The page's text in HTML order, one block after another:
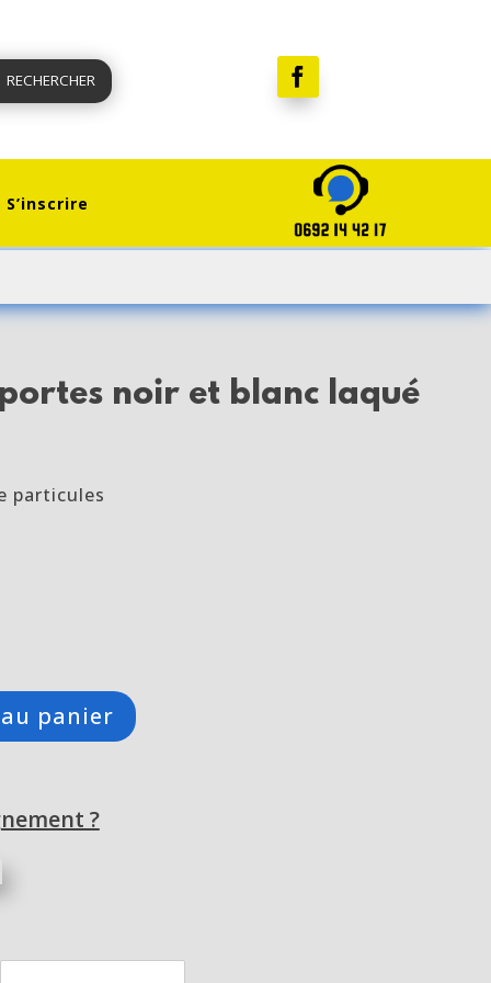
RECHERCHER
S’inscrire
noir et blanc laqué
particules
panier
?